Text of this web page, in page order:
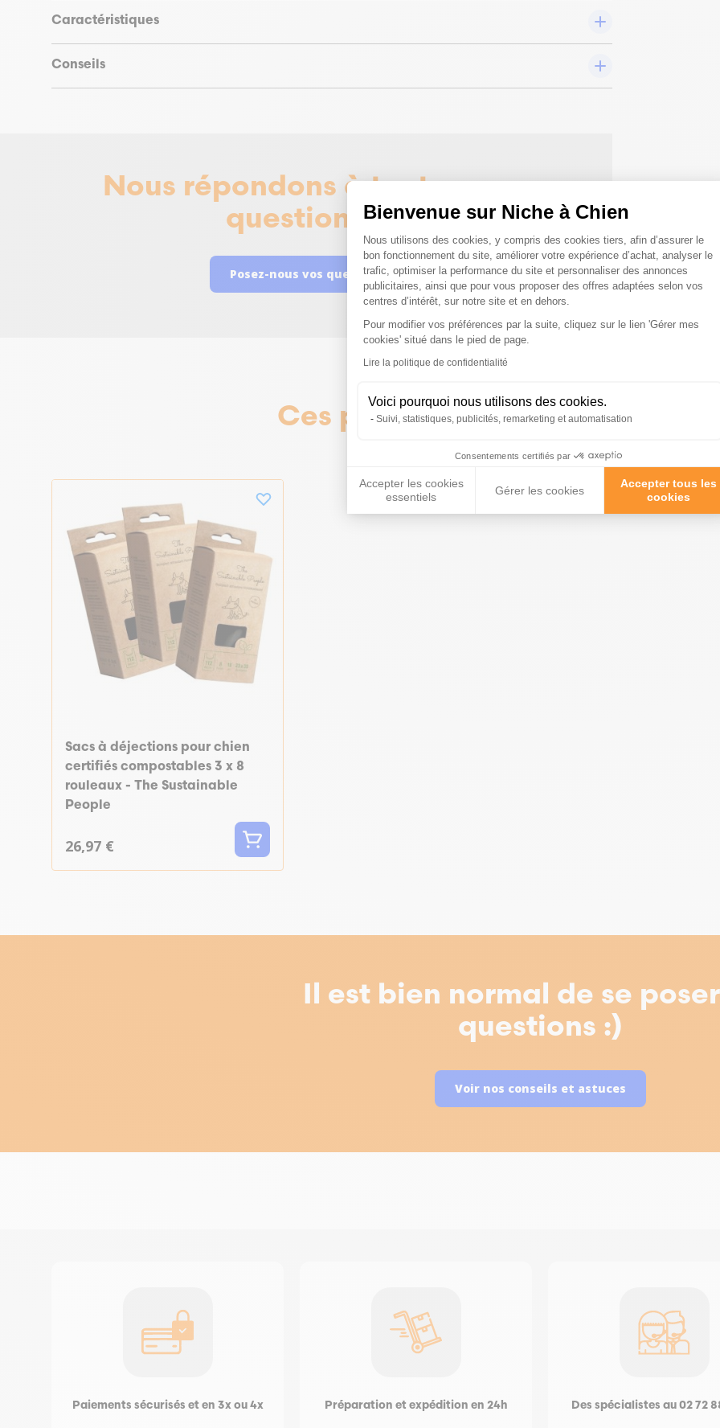
Bienvenue sur Niche à Chien
Plateforme de Gestion du
Nous utilisons des cookies, y compris des cookies tiers, afin d’assurer le
bon fonctionnement du site, améliorer votre expérience d’achat, analyser le
trafic, optimiser la performance du site et personnaliser des annonces
publicitaires, ainsi que pour vous proposer des offres adaptées selon vos
centres d’intérêt, sur notre site et en dehors.
Pour modifier vos préférences par la suite, cliquez sur le lien 'Gérer mes
cookies' situé dans le pied de page.
Lire la politique de confidentialité
Voici pourquoi nous utilisons des cookies.
Suivi, statistiques, publicités, remarketing et automatisation
Consentements certifiés par
Accepter les cookies
essentiels
Gérer les cookies
Accepter tous les
cookies
Axeptio consent
Caractéristiques
Conseils
Nous répondons à toutes vos
questions ;)
Posez-nous vos questions
Ces produits peuvent vous
Sacs à déjections pour chien
certifiés compostables 3 x 8
rouleaux - The Sustainable
People
26,97 €
Il est bien normal de se
questions :)
Voir nos conseils et astuces
Paiements sécurisés et en 3x ou 4x Préparation et expédition en 24h Des spécialistes au 02 72